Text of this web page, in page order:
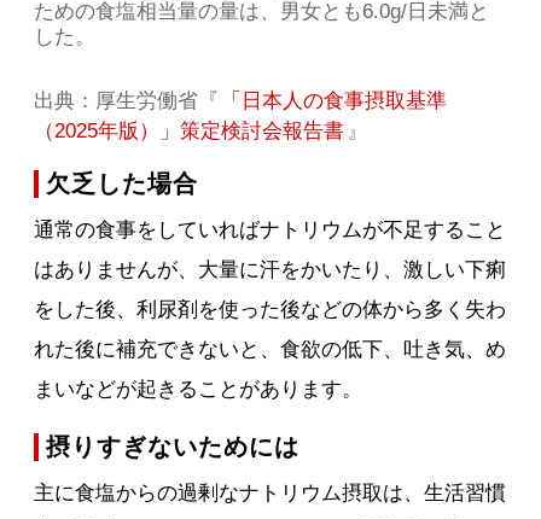
ための食塩相当量の量は、男女とも6.0g/日未満と
した。
出典：厚生労働省『
「日本人の食事摂取基準
（2025年版）」策定検討会報告書 』
欠乏した場合
通常の食事をしていればナトリウムが不足すること
はありませんが、大量に汗をかいたり、激しい下痢
をした後、利尿剤を使った後などの体から多く失わ
れた後に補充できないと、食欲の低下、吐き気、め
まいなどが起きることがあります。
摂りすぎないためには
主に食塩からの過剰なナトリウム摂取は、生活習慣